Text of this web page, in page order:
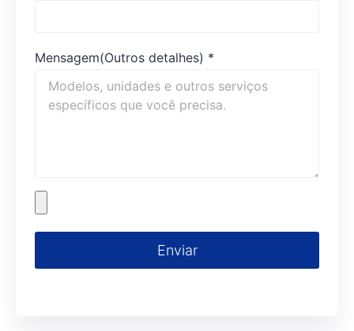
Mensagem(Outros detalhes) *
Enviar